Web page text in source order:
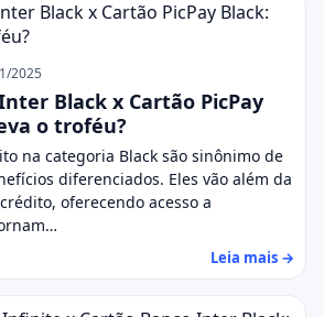
2025
Black x Cartão PicPay
o troféu?
na categoria Black são sinônimo de
diferenciados. Eles vão além da
oferecendo acesso a
Leia mais →